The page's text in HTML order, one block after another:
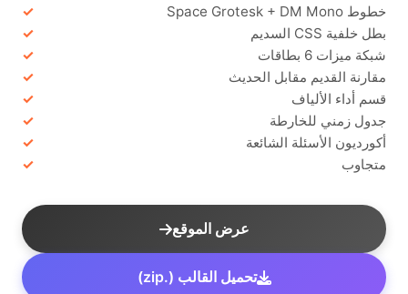
خطوط Space Grotesk + DM Mono
بطل خلفية CSS السديم
شبكة ميزات 6 بطاقات
مقارنة القديم مقابل الحديث
قسم أداء الألياف
جدول زمني للخارطة
أكورديون الأسئلة الشائعة
متجاوب
عرض الموقع
تحميل القالب (.zip)